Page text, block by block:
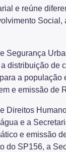
e reúne
Segurança
distribuição de
a
e emissão de
Direitos
e a
e emissão
do SP156, a